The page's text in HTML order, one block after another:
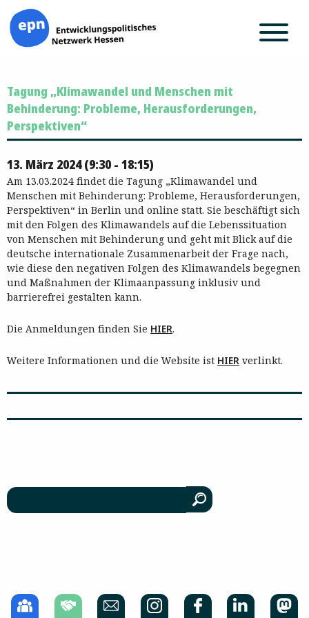
Inhalt
springen
Tagung „Klimawandel und Menschen mit
Behinderung: Probleme, Herausforderungen,
Perspektiven“
13. März 2024 (9:30 - 18:15)
Am 13.03.2024 findet die Tagung „Klimawandel und
Menschen mit Behinderung: Probleme, Herausforderungen,
Perspektiven“ in Berlin und online statt. Sie beschäftigt sich
mit den Folgen des Klimawandels auf die Lebenssituation
von Menschen mit Behinderung und geht mit Blick auf die
deutsche internationale Zusammenarbeit der Frage nach,
wie diese den negativen Folgen des Klimawandels begegnen
und Maßnahmen der Klimaanpassung inklusiv und
barrierefrei gestalten kann.
Die Anmeldungen finden Sie HIER.
Weitere Informationen und die Website ist HIER verlinkt.